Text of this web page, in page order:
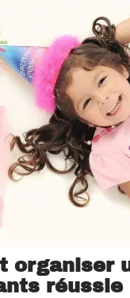
organiser
réussie